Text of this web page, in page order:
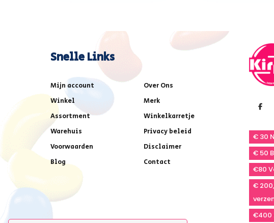
Snelle Links
Mijn account
Over Ons
Winkel
Merk
Assortment
Winkelkarretje
Warehuis
Privacy beleid
Voorwaarden
Disclaimer
Blog
Contact
€ 30
€ 50
€80
€
€400